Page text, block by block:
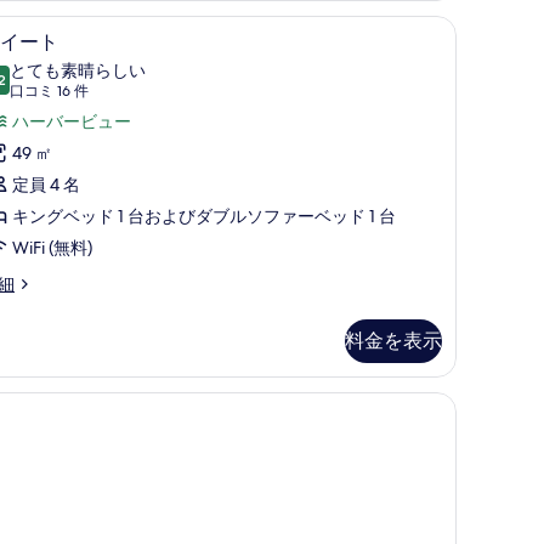
| セーフティボックス (室内)、デスク、WiFi (無料)、アラーム付き時計
スイート | セーフティボックス (室内)、デス
7ート
点中 9.2
とても素晴らしい
口コミ 16 件
(口
コ
ミ
16
件)
ハーバービュー
49 ㎡
定員 4 名
キングベッド 1 台およびダブルソファーベッド 1 台
WiFi (無料)
料金を表示